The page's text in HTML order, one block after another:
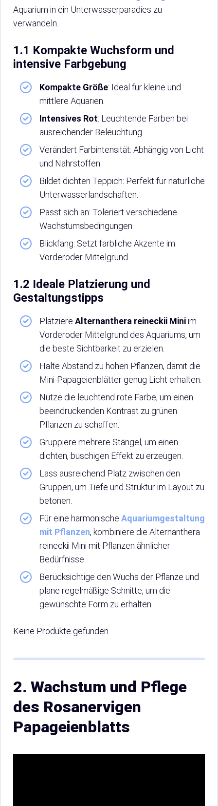
Aquarium in ein Unterwasserparadies zu
verwandeln.
1.1 Kompakte Wuchsform und
intensive Farbgebung
Kompakte Größe: Ideal für kleine und
mittlere Aquarien.
Intensives Rot: Leuchtende Farben bei
ausreichender Beleuchtung.
Verändert Farbintensität: Abhängig von Licht
und Nährstoffen.
Bildet dichten Teppich: Perfekt für natürliche
Unterwasserlandschaften.
Passt sich an: Toleriert verschiedene
Wachstumsbedingungen.
Blickfang: Setzt farbliche Akzente im
Vorderoder Mittelgrund.
1.2 Ideale Platzierung und
Gestaltungstipps
Platziere Alternanthera reineckii Miniim
Vorderoder Mittelgrund des Aquariums, um
die beste Sichtbarkeit zu erzielen.
Halte Abstand zu hohen Pflanzen, damit die
Mini-Papageienblätter genug Licht erhalten.
Nutze die leuchtend rote Farbe, um einen
beeindruckenden Kontrast zu grünen
Pflanzen zu schaffen.
Gruppiere mehrere Stängel, um einen
dichten, buschigen Effekt zu erzeugen.
Lass ausreichend Platz zwischen den
Gruppen, um Tiefe und Struktur im Layout zu
betonen.
Für eine harmonische Aquariumgestaltung
mit Pflanzen, kombiniere die Alternanthera
reineckii Mini mit Pflanzen ähnlicher
Bedürfnisse.
Berücksichtige den Wuchs der Pflanze und
plane regelmäßige Schnitte, um die
gewünschte Form zu erhalten.
Keine Produkte gefunden.
2. Wachstum und Pflege
des Rosanervigen
Papageienblatts